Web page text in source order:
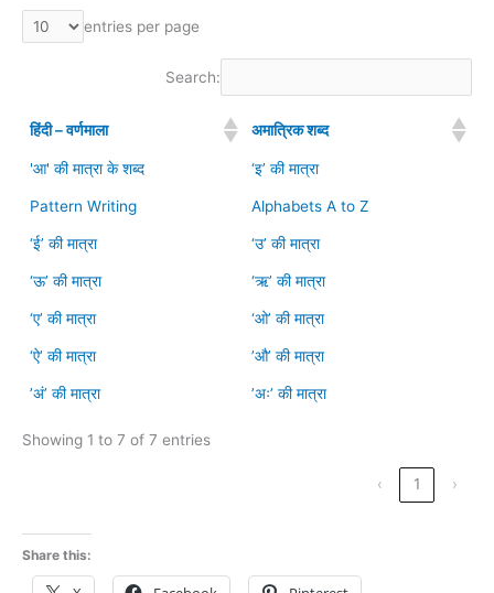
entries per page
Search:
हिंदी – वर्णमाला अमात्रिक शब्द
'आ' की मात्रा के शब्द ‘इ’ की मात्रा
Pattern Writing Alphabets A to Z
‘ई’ की मात्रा ‘उ’ की मात्रा
‘ऊ’ की मात्रा ‘ऋ’ की मात्रा
‘ए’ की मात्रा ‘ओ’ की मात्रा
‘ऐ’ की मात्रा ’औ’ की मात्रा
’अं’ की मात्रा ’अः’ की मात्रा
Showing 1 to 7 of 7 entries
‹ 1 ›
Share this: